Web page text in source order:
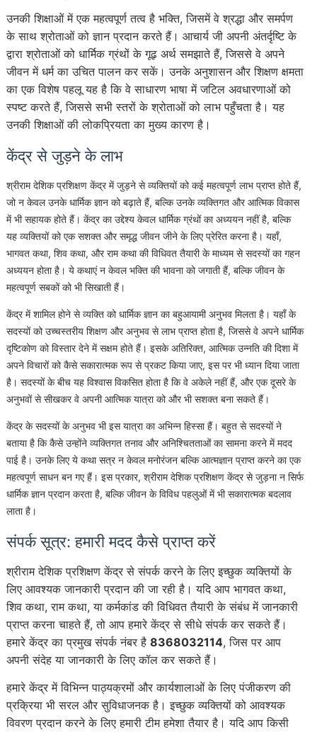
उनकी शिक्षाओं में एक महत्वपूर्ण तत्व है भक्ति, जिसमें वे श्रद्धा और समर्पण
के साथ श्रोताओं को ज्ञान प्रदान करते हैं। आचार्य जी अपनी अंतर्दृष्टि के
द्वारा श्रोताओं को धार्मिक ग्रंथों के गूढ़ अर्थ समझाते हैं, जिससे वे अपने
जीवन में धर्म का उचित पालन कर सकें। उनके अनुशासन और शिक्षण क्षमता
का एक विशेष पहलू यह है कि वे साधारण भाषा में जटिल अवधारणाओं को
स्पष्ट करते हैं, जिससे सभी स्तरों के श्रोताओं को लाभ पहुँचता है। यह
उनकी शिक्षाओं की लोकप्रियता का मुख्य कारण है।
केंद्र से जुड़ने के लाभ
श्रीराम देशिक प्रशिक्षण केंद्र में जुड़ने से व्यक्तियों को कई महत्वपूर्ण लाभ प्राप्त होते हैं,
जो न केवल उनके धार्मिक ज्ञान को बढ़ाते हैं, बल्कि उनके व्यक्तिगत और आत्मिक विकास
में भी सहायक होते हैं। केंद्र का उद्देश्य केवल धार्मिक ग्रंथों का अध्ययन नहीं है, बल्कि
यह व्यक्तियों को एक सशक्त और समृद्ध जीवन जीने के लिए प्रेरित करना है। यहाँ,
भागवत कथा, शिव कथा, और राम कथा की विधिवत तैयारी के माध्यम से सदस्यों का गहन
अध्ययन होता है। ये कथाएं न केवल भक्ति की भावना को जगाती हैं, बल्कि जीवन के
महत्वपूर्ण सबकों को भी सिखाती हैं।
केंद्र में शामिल होने से व्यक्ति को धार्मिक ज्ञान का बहुआयामी अनुभव मिलता है। यहाँ के
सदस्यों को उच्चस्तरीय शिक्षण और अनुभव से लाभ प्राप्त होता है, जिससे वे अपने धार्मिक
दृष्टिकोण को विस्तार देने में सक्षम होते हैं। इसके अतिरिक्त, आत्मिक उन्नति की दिशा में
अपने विचारों को कैसे सकारात्मक रूप से प्रकट किया जाए, इस पर भी ध्यान दिया जाता
है। सदस्यों के बीच यह विश्वास विकसित होता है कि वे अकेले नहीं हैं, और एक दूसरे के
अनुभवों से सीखकर वे अपनी आत्मिक यात्रा को और भी सशक्त बना सकते हैं।
केंद्र के सदस्यों के अनुभव भी इस यात्रा का अभिन्न हिस्सा हैं। बहुत से सदस्यों ने
बताया है कि कैसे उन्होंने व्यक्तिगत तनाव और अनिश्चितताओं का सामना करने में मदद
पाई है। उनके लिए ये कथा सत्र न केवल मनोरंजन बल्कि आत्मज्ञान प्राप्त करने का एक
महत्वपूर्ण साधन बन गए हैं। इस प्रकार, श्रीराम देशिक प्रशिक्षण केंद्र से जुड़ना न सिर्फ
धार्मिक ज्ञान प्रदान करता है, बल्कि जीवन के विविध पहलुओं में भी सकारात्मक बदलाव
लाता है।
संपर्क सूत्र: हमारी मदद कैसे प्राप्त करें
श्रीराम देशिक प्रशिक्षण केंद्र से संपर्क करने के लिए इच्छुक व्यक्तियों के
लिए आवश्यक जानकारी प्रदान की जा रही है। यदि आप भागवत कथा,
शिव कथा, राम कथा, या कर्मकांड की विधिवत तैयारी के संबंध में जानकारी
प्राप्त करना चाहते हैं, तो आप हमारे केंद्र से सीधे संपर्क कर सकते हैं।
हमारे केंद्र का प्रमुख संपर्क नंबर है 8368032114, जिस पर आप
अपनी संदेह या जानकारी के लिए कॉल कर सकते हैं।
हमारे केंद्र में विभिन्न पाठ्यक्रमों और कार्यशालाओं के लिए पंजीकरण की
प्रक्रिया भी सरल और सुविधाजनक है। इच्छुक व्यक्तियों को आवश्यक
विवरण प्रदान करने के लिए हमारी टीम हमेशा तैयार है। यदि आप किसी